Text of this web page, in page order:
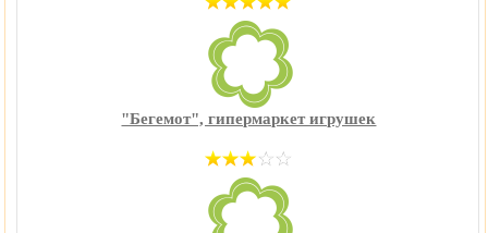
"Бегемот", гипермаркет игрушек